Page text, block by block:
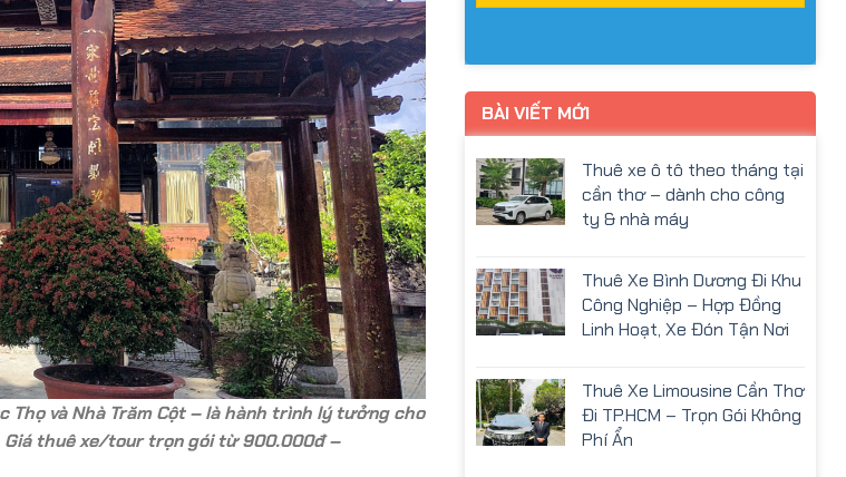
và Nhà Trăm Cột – là hành trình lý tưởng cho
Giá thuê xe/tour trọn gói từ 900.000đ –
BÀI VIẾT MỚI
Thuê xe ô tô theo tháng tại
cần thơ – dành cho công
ty & nhà máy
Thuê Xe Bình Dương Đi Khu
Công Nghiệp – Hợp Đồng
Linh Hoạt, Xe Đón Tận Nơi
Thuê Xe Limousine Cần Thơ
Đi TP.HCM – Trọn Gói Không
Phí Ẩn